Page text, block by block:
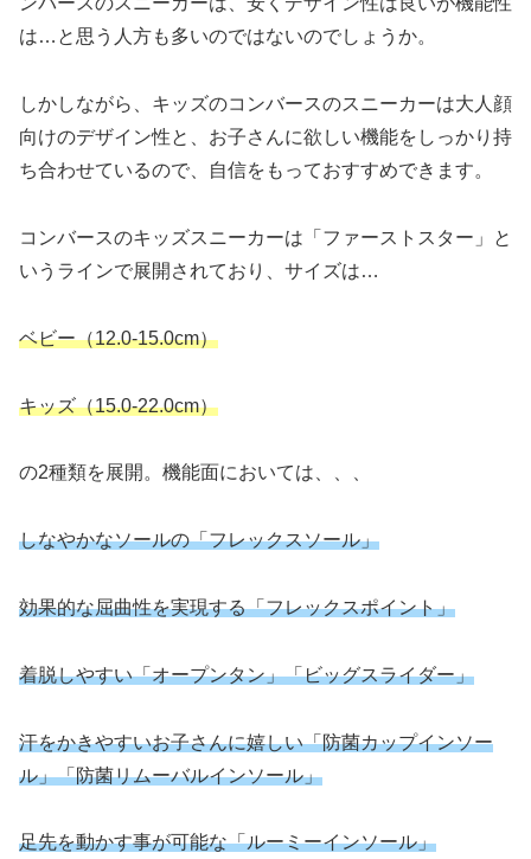
は…と思う人方も多いのではないのでしょうか。
しかしながら、キッズのコンバースのスニーカーは大人顔
向けのデザイン性と、お子さんに欲しい機能をしっかり持
ち合わせているので、自信をもっておすすめできます。
コンバースのキッズスニーカーは「ファーストスター」と
いうラインで展開されており、サイズは…
ベビー（12.0-15.0cm）
キッズ（15.0-22.0cm）
の2種類を展開。機能面においては、、、
しなやかなソールの「フレックスソール」
効果的な屈曲性を実現する「フレックスポイント」
着脱しやすい「オープンタン」「ビッグスライダー」
汗をかきやすいお子さんに嬉しい「防菌カップインソー
ル」「防菌リムーバルインソール」
足先を動かす事が可能な「ルーミーインソール」